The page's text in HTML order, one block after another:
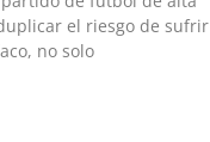
el riesgo de sufrir
no solo